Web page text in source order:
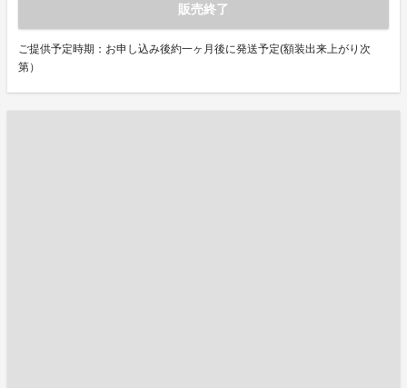
販売終了
ご提供予定時期：お申し込み後約一ヶ月後に発送予定(額装出来上がり次
第）